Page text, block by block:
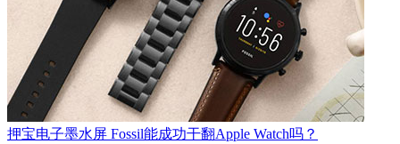
押宝电子墨水屏 Fossil能成功干翻Apple Watch吗？